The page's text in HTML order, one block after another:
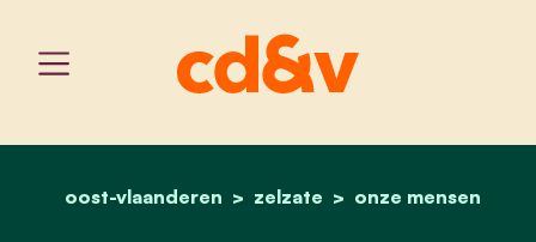
home
oost-vlaanderen zelzate onze mensen
5. de vos luc